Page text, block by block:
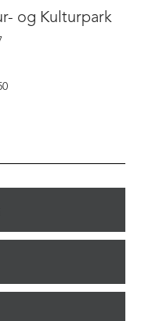
og Kulturpark